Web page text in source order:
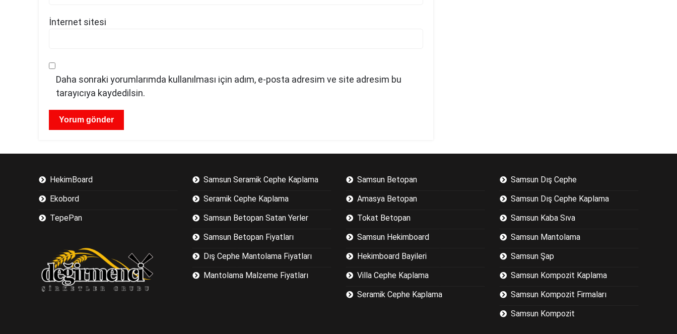
İnternet sitesi
Daha sonraki yorumlarımda kullanılması için adım, e-posta adresim ve site adresim bu
tarayıcıya kaydedilsin.
HekimBoard
Ekobord
TepePan
Samsun Seramik Cephe Kaplama
Seramik Cephe Kaplama
Samsun Betopan Satan Yerler
Samsun Betopan Fiyatları
Dış Cephe Mantolama Fiyatları
Mantolama Malzeme Fiyatları
Samsun Betopan
Amasya Betopan
Tokat Betopan
Samsun Hekimboard
Hekimboard Bayileri
Villa Cephe Kaplama
Seramik Cephe Kaplama
Samsun Dış Cephe
Samsun Dış Cephe Kaplama
Samsun Kaba Sıva
Samsun Mantolama
Samsun Şap
Samsun Kompozit Kaplama
Samsun Kompozit Firmaları
Samsun Kompozit